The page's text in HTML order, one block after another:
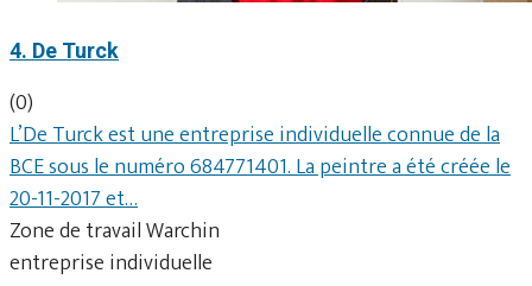
4. De Turck
(0)
L’De Turck est une entreprise individuelle connue de la
BCE sous le numéro 684771401. La peintre a été créée le
20-11-2017 et…
Zone de travail Warchin
entreprise individuelle